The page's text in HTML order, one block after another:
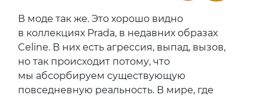
В моде так же. Это хорошо видно
в коллекциях Prada, в недавних образах
Celine. В них есть агрессия, выпад, вызов,
но так происходит потому, что
мы абсорбируем существующую
повседневную реальность. В мире, где